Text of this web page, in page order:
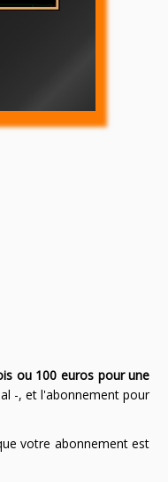
ou 100 euros pour une
-, et l'abonnement pour
votre abonnement est